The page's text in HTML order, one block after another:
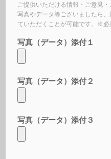
ご提供いただける情報・ご意見
写真やデータ等ございましたら
ていただくことが可能です。※必
写真（データ）添付１
写真（データ）添付２
写真（データ）添付３